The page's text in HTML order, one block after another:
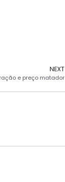
NEXT
e preço matador